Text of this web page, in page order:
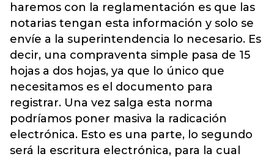
haremos con la reglamentación es que las
notarias tengan esta información y solo se
envíe a la superintendencia lo necesario. Es
decir, una compraventa simple pasa de 15
hojas a dos hojas, ya que lo único que
necesitamos es el documento para
registrar. Una vez salga esta norma
podríamos poner masiva la radicación
electrónica. Esto es una parte, lo segundo
será la escritura electrónica, para la cual